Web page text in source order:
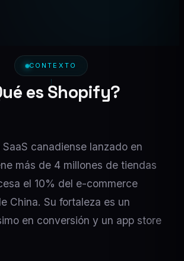
CONTEXTO
es Shopify?
canadiense lanzado en
más de 4 millones de tiendas
el 10% del e-commerce
China. Su fortaleza es un
en conversión y un app store